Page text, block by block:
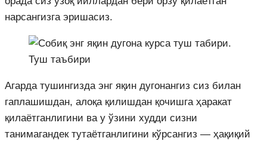
нарсангизга эришасиз.
Агарда тушингизда энг яқин дугонангиз сиз билан
гаплашишдан, алоқа қилишдан қочишга ҳаракат
қилаётганлигини ва у ўзини худди сизни
танимагандек тутаётганлигини кўрсангиз — ҳақиқий